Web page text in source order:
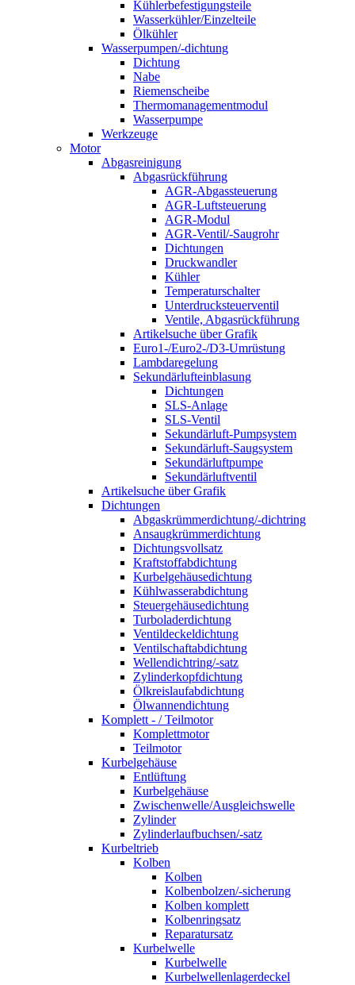
Kühlerbefestigungsteile
Wasserkühler/Einzelteile
Ölkühler
Wasserpumpen/-dichtung
Dichtung
Nabe
Riemenscheibe
Thermomanagementmodul
Wasserpumpe
Werkzeuge
Motor
Abgasreinigung
Abgasrückführung
AGR-Abgassteuerung
AGR-Luftsteuerung
AGR-Modul
AGR-Ventil/-Saugrohr
Dichtungen
Druckwandler
Kühler
Temperaturschalter
Unterdrucksteuerventil
Ventile, Abgasrückführung
Artikelsuche über Grafik
Euro1-/Euro2-/D3-Umrüstung
Lambdaregelung
Sekundärlufteinblasung
Dichtungen
SLS-Anlage
SLS-Ventil
Sekundärluft-Pumpsystem
Sekundärluft-Saugsystem
Sekundärluftpumpe
Sekundärluftventil
Artikelsuche über Grafik
Dichtungen
Abgaskrümmerdichtung/-dichtring
Ansaugkrümmerdichtung
Dichtungsvollsatz
Kraftstoffabdichtung
Kurbelgehäusedichtung
Kühlwasserabdichtung
Steuergehäusedichtung
Turboladerdichtung
Ventildeckeldichtung
Ventilschaftabdichtung
Wellendichtring/-satz
Zylinderkopfdichtung
Ölkreislaufabdichtung
Ölwannendichtung
Komplett - / Teilmotor
Komplettmotor
Teilmotor
Kurbelgehäuse
Entlüftung
Kurbelgehäuse
Zwischenwelle/Ausgleichswelle
Zylinder
Zylinderlaufbuchsen/-satz
Kurbeltrieb
Kolben
Kolben
Kolbenbolzen/-sicherung
Kolben komplett
Kolbenringsatz
Reparatursatz
Kurbelwelle
Kurbelwelle
Kurbelwellenlagerdeckel